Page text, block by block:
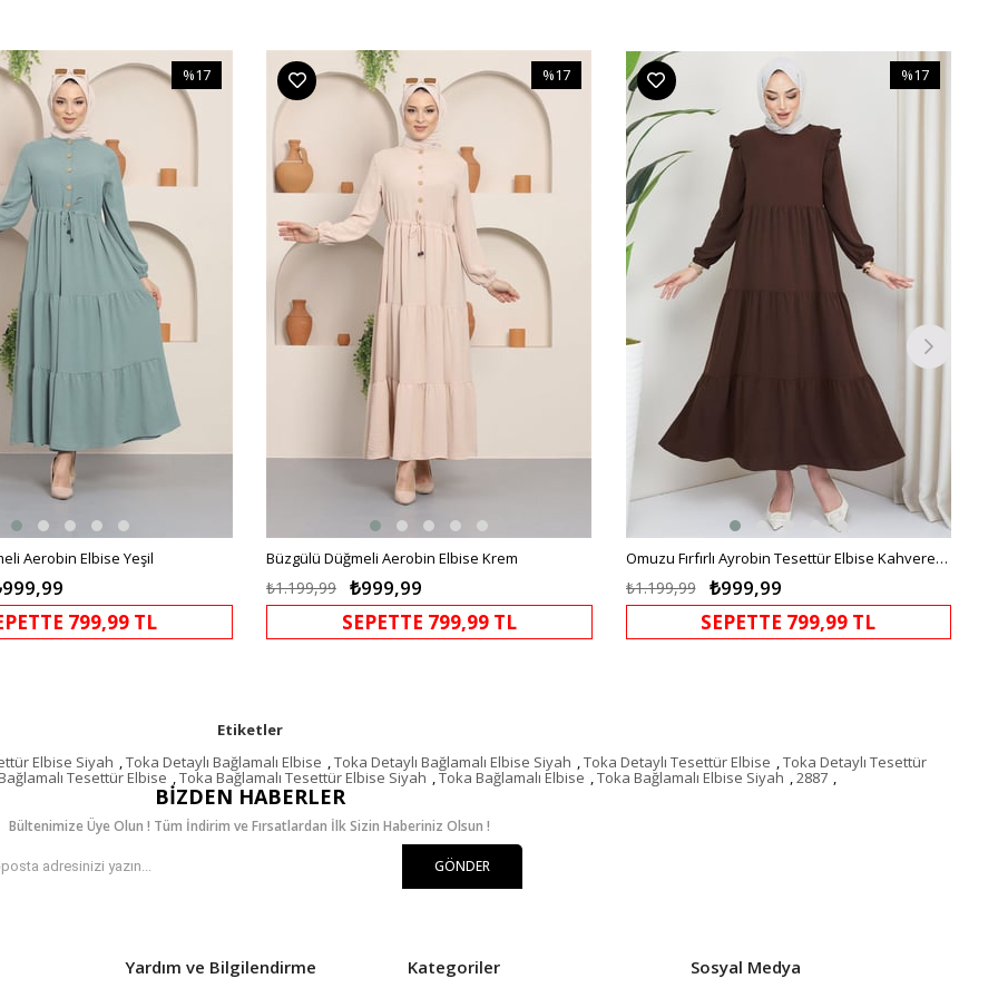
Aerobin Elbise Yeşil
%17
İndirim
799,99 TL
Büzgülü Düğmeli Aerobin Elbise Krem
₺999,99
₺1.199,99
%17
İndirim
%17İndirim
SEPETTE 799,99 TL
Omuzu Fırfırlı Ayrobin Tesettür Elbise Kahverengi HM2062
₺999,99
₺1.199,99
%17
SEPETTE 799,99 TL
Etiketler
Elbise Siyah ,Toka Detaylı Bağlamalı Elbise ,Toka Detaylı Bağlamalı Elbise Siyah ,Toka Detaylı Tesettür Elbise ,Toka Detaylı Tesettür
Tesettür Elbise ,Toka Bağlamalı Tesettür Elbise Siyah ,Toka Bağlamalı Elbise ,Toka Bağlamalı Elbise Siyah ,2887 ,
BIZDEN HABERLER
Bültenimize Üye Olun ! Tüm İndirim ve Fırsatlardan İlk Sizin Haberiniz Olsun !
GÖNDER
Yardım ve Bilgilendirme Kategoriler Sosyal Medya